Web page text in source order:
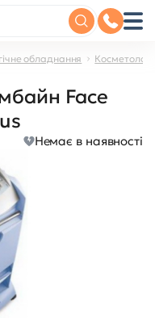
обладнання
Face
Немає в наявності